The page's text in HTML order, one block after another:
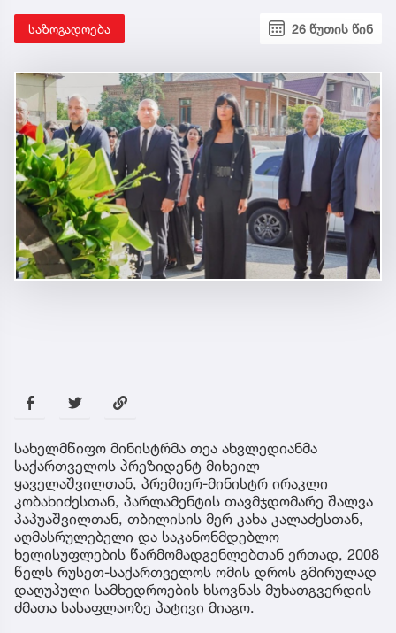
საზოგადოება 26 წუთის წინ
სახელმწიფო მინისტრმა თეა ახვლედიანმა
საქართველოს პრეზიდენტ მიხეილ
ყაველაშვილთან, პრემიერ-მინისტრ ირაკლი
კობახიძესთან, პარლამენტის თავმჯდომარე შალვა
პაპუაშვილთან, თბილისის მერ კახა კალაძესთან,
აღმასრულებელი და საკანონმდებლო
ხელისუფლების წარმომადგენლებთან ერთად, 2008
წელს რუსეთ-საქართველოს ომის დროს გმირულად
დაღუპული სამხედროების ხსოვნას მუხათგვერდის
ძმათა სასაფლაოზე პატივი მიაგო.